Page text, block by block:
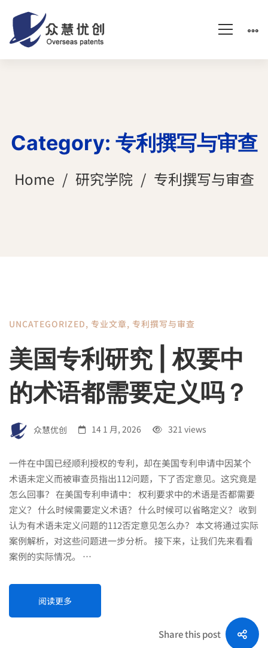
Category: 专利撰写与审查
Home 研究学院 专利撰写与审查
UNCATEGORIZED, 专业文章, 专利撰写与审查
美国专利研究 | 权要中
的术语都需要定义吗？
众慧优创 14 1 月, 2026 321 views
一件在中国已经顺利授权的专利，却在美国专利申请中因某个
术语未定义而被审查员指出112问题，下了否定意见。这究竟是
怎么回事？ 在美国专利申请中： 权利要求中的术语是否都需要
定义？ 什么时候需要定义术语？ 什么时候可以省略定义？ 收到
认为有术语未定义问题的112否定意见怎么办？ 本文将通过实际
案例解析，对这些问题进一步分析。 接下来，让我们先来看看
案例的实际情况。 …
阅读更多
Share this post